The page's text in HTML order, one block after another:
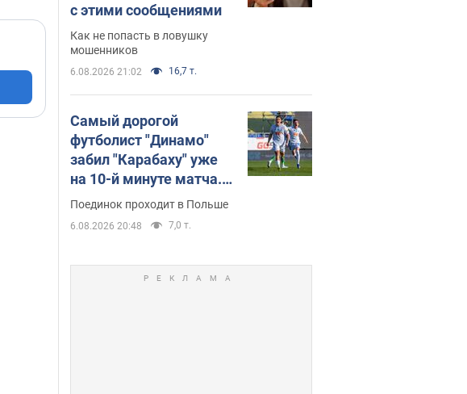
с этими сообщениями
Как не попасть в ловушку
мошенников
6.08.2026 21:02 16,7 т.
Самый дорогой
футболист "Динамо"
забил "Карабаху" уже
на 10-й минуте матча.
Видео
Поединок проходит в Польше
6.08.2026 20:48 7,0 т.